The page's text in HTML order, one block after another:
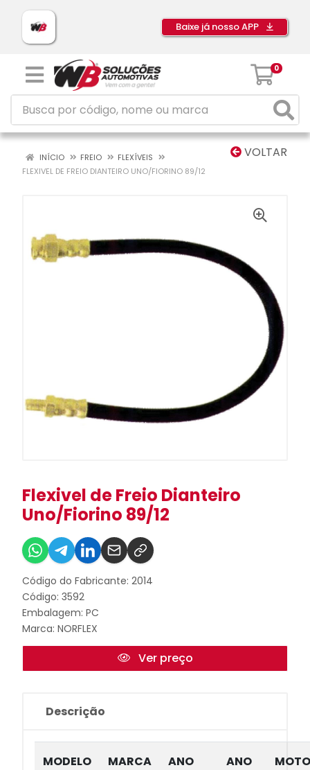
Baixe já nosso APP
0
VOLTAR
INÍCIO FREIO
FLEXÍVEIS
FLEXIVEL DE FREIO DIANTEIRO UNO/FIORINO 89/12
Flexivel de Freio Dianteiro
Uno/Fiorino 89/12
Código do Fabricante: 2014
Código: 3592
Embalagem: PC
Marca: NORFLEX
Ver preço
Descrição
MODELO MARCA
ANO
ANO